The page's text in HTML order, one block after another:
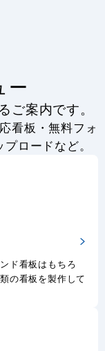
ー
ご案内です。
看板・無料フォ
ロードなど。
ド看板はもちろ
の看板を製作して